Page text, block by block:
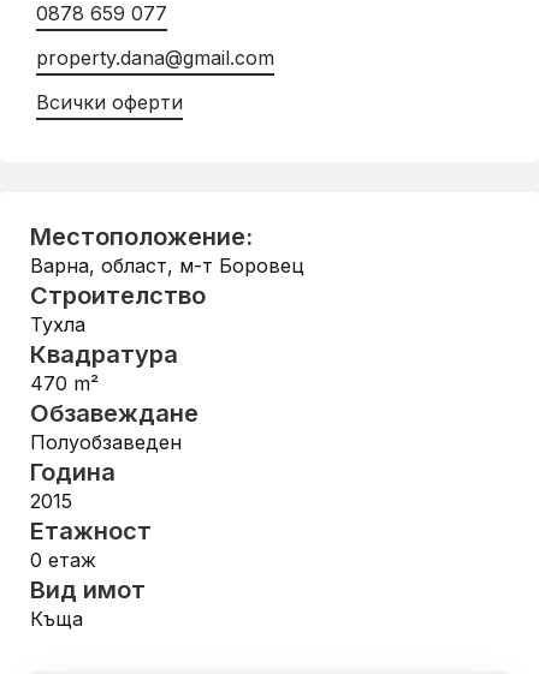
0878 659 077
property.dana@gmail.com
Всички оферти
Местоположение:
Варна, област, м-т Боровец
Строителство
Тухла
Квадратура
470 m²
Обзавеждане
Полуобзаведен
Година
2015
Етажност
0 етаж
Вид имот
Къща